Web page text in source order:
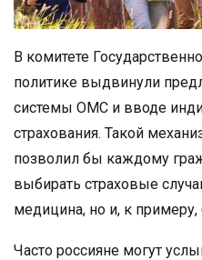
В комитете
политике выдвинули
системы ОМС и вводе
страхования. Такой
позволил бы каждому
выбирать страховые
медицина, но и, к примеру,
Часто россияне могут